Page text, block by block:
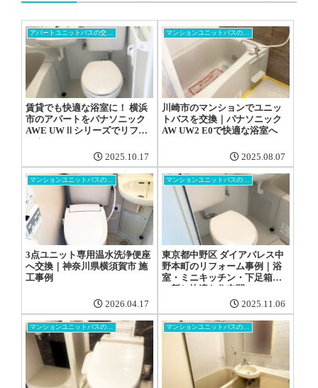
アパートユニットバスの交換工事
賃貸でも快適な浴室に！ 横浜
市のアパートをパナソニック
AWE UWⅡシリーズでリフォ
ーム
2025.10.17
マンションユニットバスの交換工事
川崎市のマンションでユニッ
トバスを交換｜パナソニック
AW UW2 E0で快適な浴室へ
2025.08.07
3点ユニット専用温水洗浄便座
へ交換｜神奈川県横須賀市 施
工事例
2026.04.17
東京都中野区 ダイアパレス中
野本町のリフォーム事例｜浴
室・ミニキッチン・下足箱を
一新し快適な住空間へ
2025.11.06